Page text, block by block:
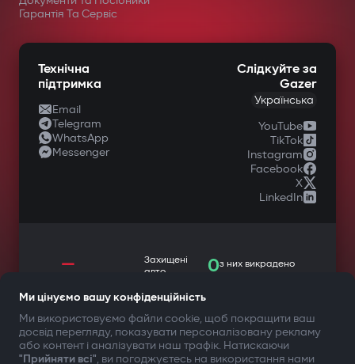
Автозапуск при включенні
запалювання
Автовимкнення при відключенні
у спеціалізованих магазинах
Гарантія Та Сервіс
Технічна
підтримка
Email
Telegram
WhatsApp
Messenger
Слідкуйте за
Gazer
Українська
YouTube
TikTok
Instagram
Facebook
X
LinkedIn
—
Захищені
авто
0з них викрадено
ТВОЯ БЕЗПЕКА ПЕРЕДУСІМ
Ми цінуємо вашу конфіденційність
Ми використовуємо файли cookie, щоб покращити ваш
досвід перегляду, показувати персоналізовану рекламу
або контент і аналізувати наш трафік. Натискаючи
"Прийняти всі", ви погоджуєтесь на використання нами